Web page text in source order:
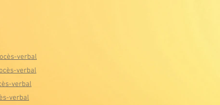
verbal
verbal
verbal
verbal